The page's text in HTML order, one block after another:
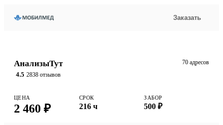
Заказать
АнализыТут
4.5 2838 отзывов
70 адресов
ЦЕНА
2 460 ₽
СРОК
216 ч
ЗАБОР
500 ₽